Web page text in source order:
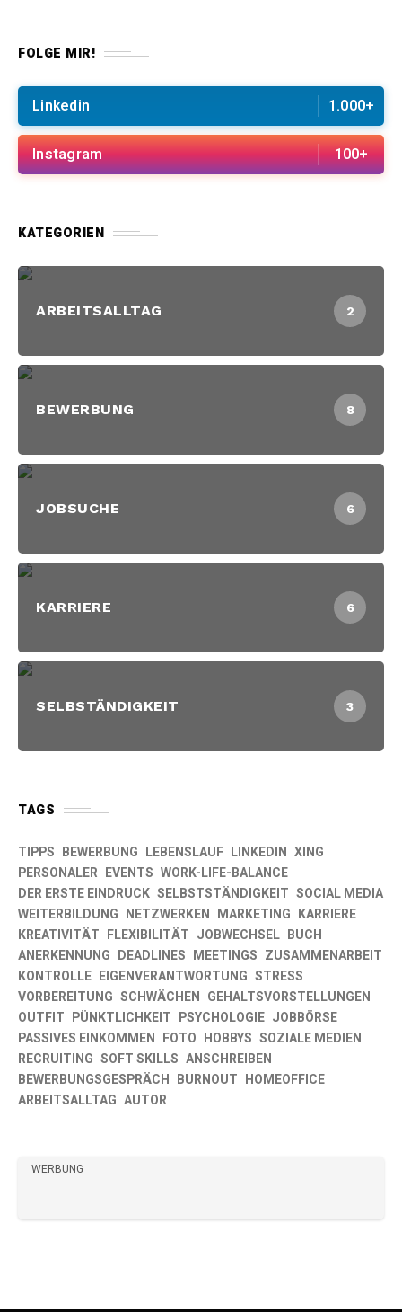
FOLGE MIR!
Linkedin 1.000+
Instagram 100+
KATEGORIEN
ARBEITSALLTAG 2
BEWERBUNG 8
JOBSUCHE 6
KARRIERE 6
SELBSTÄNDIGKEIT 3
TAGS
TIPPS BEWERBUNG LEBENSLAUF LINKEDIN XING
PERSONALER EVENTS WORK-LIFE-BALANCE
DER ERSTE EINDRUCK SELBSTSTÄNDIGKEIT SOCIAL MEDIA
WEITERBILDUNG NETZWERKEN MARKETING KARRIERE
KREATIVITÄT FLEXIBILITÄT JOBWECHSEL BUCH
ANERKENNUNG DEADLINES MEETINGS ZUSAMMENARBEIT
KONTROLLE EIGENVERANTWORTUNG STRESS
VORBEREITUNG SCHWÄCHEN GEHALTSVORSTELLUNGEN
OUTFIT PÜNKTLICHKEIT PSYCHOLOGIE JOBBÖRSE
PASSIVES EINKOMMEN FOTO HOBBYS SOZIALE MEDIEN
RECRUITING SOFT SKILLS ANSCHREIBEN
BEWERBUNGSGESPRÄCH BURNOUT HOMEOFFICE
ARBEITSALLTAG AUTOR
WERBUNG